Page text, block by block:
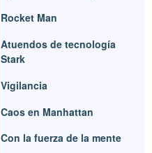
Rocket Man
Atuendos de tecnología
Stark
Vigilancia
Caos en Manhattan
Con la fuerza de la mente